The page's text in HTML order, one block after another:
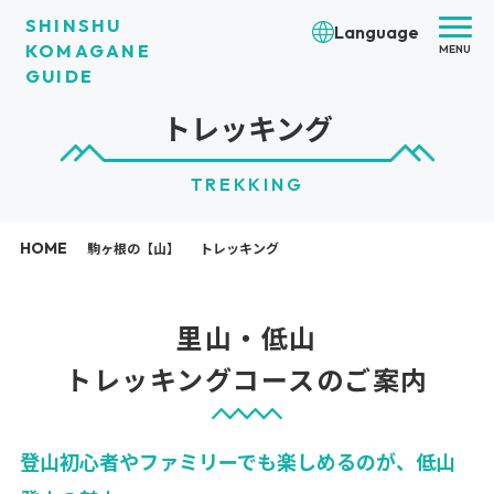
SHINSHU
KOMAGANE
GUIDE
Language
MENU
トレッキング
TREKKING
HOME 駒ヶ根の【山】 トレッキング
里山・低山
トレッキングコースのご案内
登山初心者やファミリーでも楽しめるのが、低山